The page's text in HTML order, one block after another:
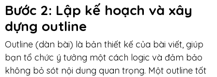
Bước 2: Lập kế hoạch và xây
dựng outline
Outline (dàn bài) là bản thiết kế của bài viết, giúp
bạn tổ chức ý tưởng một cách logic và đảm bảo
không bỏ sót nội dung quan trọng. Một outline tốt